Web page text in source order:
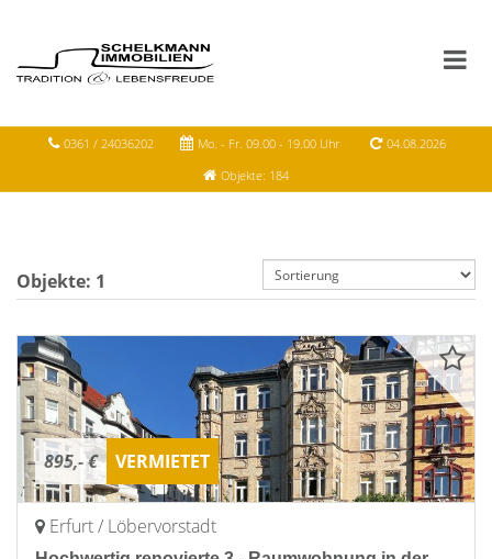
0361 / 24036202 Mo. - Fr. 09.00 - 19.00 Uhr
04.08.2026
Objekte: 184
Objekte: 1
895,- € VERMIETET
Erfurt / Löbervorstadt